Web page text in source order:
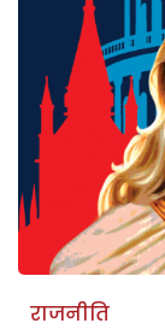
राजनीति